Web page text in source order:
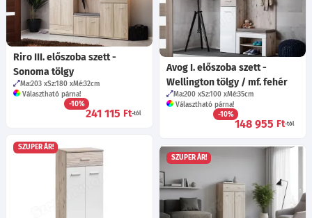
Riro III. előszoba szett -
Sonoma tölgy
Ma:203 Sz:180 Mé:32cm
Választható párna!
-10%
241 115 Ft-tól
Avog I. előszoba szett -
Wellington tölgy / mf. fehér
Ma:200 Sz:100 Mé:35cm
Választható párna!
-10%
148 955 Ft-tól
SZUPER ÁR!
SZUPER ÁR!